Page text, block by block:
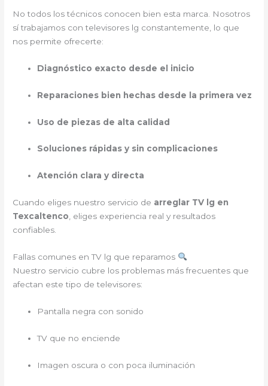
No todos los técnicos conocen bien esta marca. Nosotros
sí trabajamos con televisores lg constantemente, lo que
nos permite ofrecerte:
Diagnóstico exacto desde el inicio
Reparaciones bien hechas desde la primera vez
Uso de piezas de alta calidad
Soluciones rápidas y sin complicaciones
Atención clara y directa
Cuando eliges nuestro servicio de arreglar TV lg en
Texcaltenco , eliges experiencia real y resultados
confiables.
Fallas comunes en TV lg que reparamos
Nuestro servicio cubre los problemas más frecuentes que
afectan este tipo de televisores:
Pantalla negra con sonido
TV que no enciende
Imagen oscura o con poca iluminación